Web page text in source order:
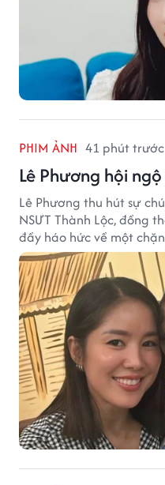
PHIM ẢNH 41 phút trước
Lê Phương hội
Lê Phương thu hút sự
NSƯT Thành Lộc, đồng
đầy háo hức về một